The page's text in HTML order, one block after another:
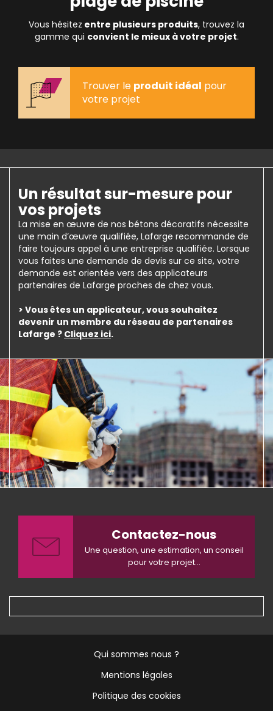
Vous hésitez entre plusieurs produits, trouvez la
gamme qui convient le mieux à votre projet.
Trouver le produit idéal pour
votre projet
Un résultat sur-mesure pour
vos projets
La mise en œuvre de nos bétons décoratifs nécessite
une main d’œuvre qualifiée, Lafarge recommande de
faire toujours appel à une entreprise qualifiée. Lorsque
vous faites une demande de devis sur ce site, votre
demande est orientée vers des applicateurs
partenaires de Lafarge proches de chez vous.
> Vous êtes un applicateur, vous souhaitez
devenir un membre du réseau de partenaires
Lafarge ? Cliquez ici.
Contactez-nous
Une question, une estimation, un conseil
pour votre projet...
Qui sommes nous ?
Mentions légales
Politique des cookies